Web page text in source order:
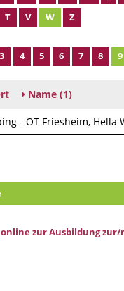
T V W Z
3 4 5 6 7 8 9
Name (1)
- OT Friesheim Hella
zur Ausbildung zur/